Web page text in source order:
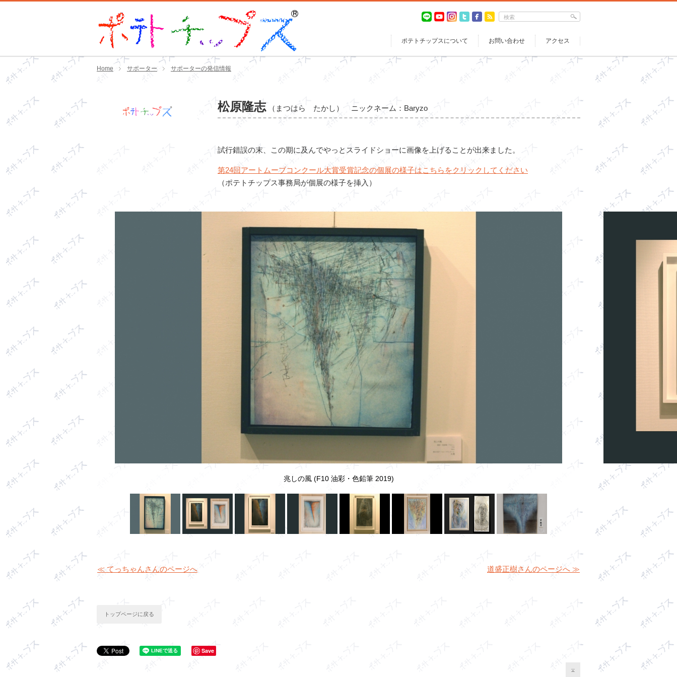
ポテトチップスについて お問い合わせ アクセス
Home サポーター サポーターの発信情報
松原隆志 （まつはら たかし） ニックネーム：Baryzo
試行錯誤の末、この期に及んでやっとスライドショーに画像を上げることが出来ました。
第24回アートムーブコンクール大賞受賞記念の個展の様子はこちらをクリックしてください
（ポテトチップス事務局が個展の様子を挿入）
兆しの風 (F10 油彩・色鉛筆 2019)
右：畏怖(F10 油彩・色鉛筆 2015)
≪ てっちゃんさんのページへ 道盛正樹さんのページへ ≫
トップページに戻る
Save